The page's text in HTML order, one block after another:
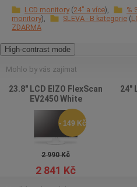
LCD monitory 24" a více %
monitory
SLEVA - B kategorie
ZDARMA
High-contrast mode
Mohlo by vás zajímat
23.8" LCD EIZO FlexScan
EV2450 White
- 149 Kč
2 990 Kč
2 841 Kč
24"